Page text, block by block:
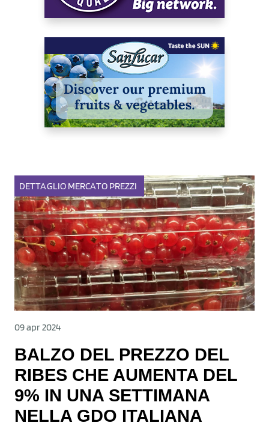
DETTAGLIO MERCATO PREZZI
09 apr 2024
BALZO DEL PREZZO DEL
RIBES CHE AUMENTA DEL
9% IN UNA SETTIMANA
NELLA GDO ITALIANA